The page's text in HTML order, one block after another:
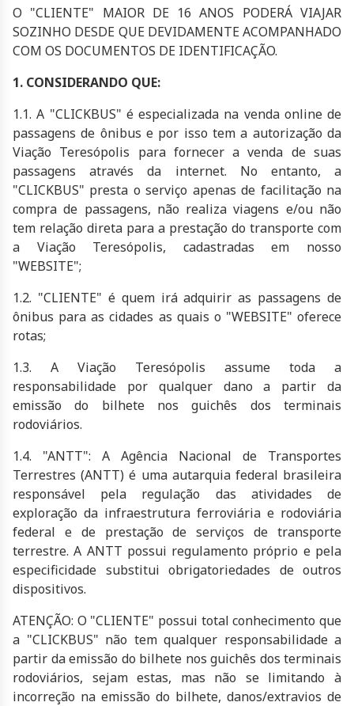
O "CLIENTE" MAIOR DE 16 ANOS PODERÁ VIAJAR
SOZINHO DESDE QUE DEVIDAMENTE ACOMPANHADO
COM OS DOCUMENTOS DE IDENTIFICAÇÃO.
1. CONSIDERANDO QUE:
1.1. A "CLICKBUS" é especializada na venda online de
passagens de ônibus e por isso tem a autorização da
Viação Teresópolis para fornecer a venda de suas
passagens através da internet. No entanto, a
"CLICKBUS" presta o serviço apenas de facilitação na
compra de passagens, não realiza viagens e/ou não
tem relação direta para a prestação do transporte com
a Viação Teresópolis, cadastradas em nosso
"WEBSITE";
1.2. "CLIENTE" é quem irá adquirir as passagens de
ônibus para as cidades as quais o "WEBSITE" oferece
rotas;
1.3. A Viação Teresópolis assume toda a
responsabilidade por qualquer dano a partir da
emissão do bilhete nos guichês dos terminais
rodoviários.
1.4. "ANTT": A Agência Nacional de Transportes
Terrestres (ANTT) é uma autarquia federal brasileira
responsável pela regulação das atividades de
exploração da infraestrutura ferroviária e rodoviária
federal e de prestação de serviços de transporte
terrestre. A ANTT possui regulamento próprio e pela
especificidade substitui obrigatoriedades de outros
dispositivos.
ATENÇÃO: O "CLIENTE" possui total conhecimento que
a "CLICKBUS" não tem qualquer responsabilidade a
partir da emissão do bilhete nos guichês dos terminais
rodoviários, sejam estas, mas não se limitando à
incorreção na emissão do bilhete, danos/extravios de